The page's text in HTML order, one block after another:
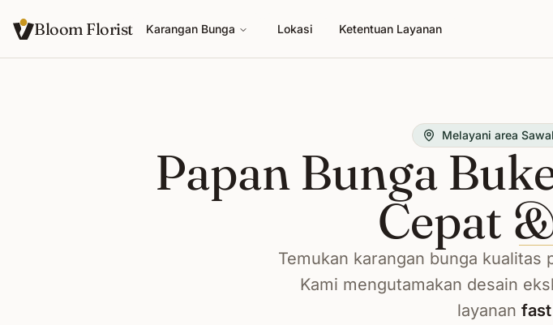
Bloom Florist Karangan Bunga Lokasi Ketentuan Layanan
Melayani area
Papan Bunga
Cepat
Temukan karangan bunga kualitas
Kami mengutamakan desain
layanan